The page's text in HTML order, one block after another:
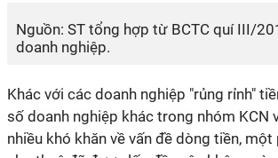
Nguồn: ST tổng hợp từ BCTC quí III/
doanh nghiệp.
Khác với các doanh nghiệp "rủng rỉnh"
số doanh nghiệp khác trong nhóm KCN
nhiều khó khăn về vấn đề dòng tiền,